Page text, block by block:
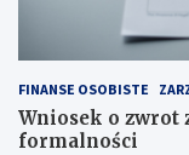
FINANSE OSOBISTE
Wniosek o zwrot
formalności